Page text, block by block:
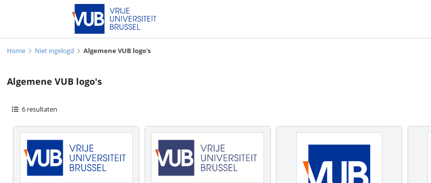
Home Niet ingelogd Algemene VUB logo's
Algemene VUB logo's
6 resultaten